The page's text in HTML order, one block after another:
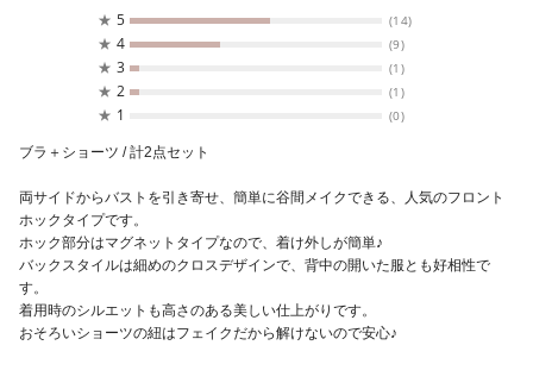
★ 5 (14)
★ 4 (9)
★ 3 (1)
★ 2 (1)
★ 1 (0)
ブラ＋ショーツ / 計2点セット
両サイドからバストを引き寄せ、簡単に谷間メイクできる、人気のフロント
ホックタイプです。
ホック部分はマグネットタイプなので、着け外しが簡単♪
バックスタイルは細めのクロスデザインで、背中の開いた服とも好相性で
す。
着用時のシルエットも高さのある美しい仕上がりです。
おそろいショーツの紐はフェイクだから解けないので安心♪